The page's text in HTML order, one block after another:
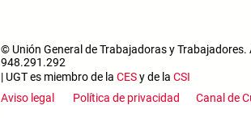
© Unión General de Trabajadoras y
948.291.292
| UGT es miembro de la CESy de la CSI
Aviso legal
Política de privacidad Canal de